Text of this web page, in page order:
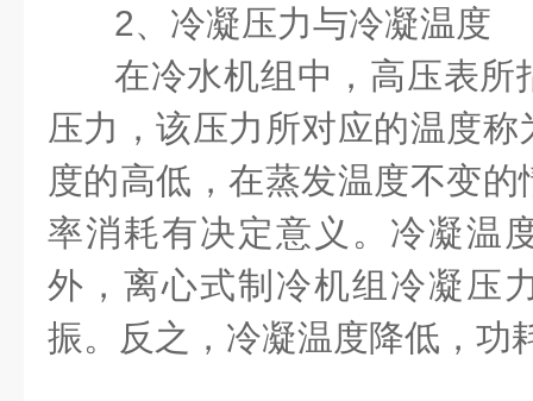
2、冷凝压力与冷凝温度
在冷水机组中，高压表所
压力，该压力所对应的温度
度的高低，在蒸发温度不变
率消耗有决定意义。冷凝温
外，离心式制冷机组冷凝压
振。反之，冷凝温度降低，功